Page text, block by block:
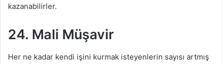
kazanabilirler.
24. Mali Müşavir
Her ne kadar kendi işini kurmak isteyenlerin sayısı artmış